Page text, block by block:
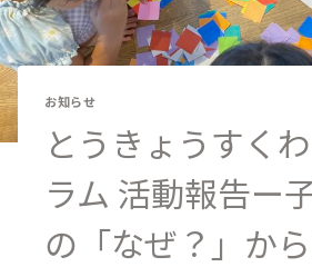
お知らせ
とうきょうすく
ラム 活動報告ー
の「なぜ？」か